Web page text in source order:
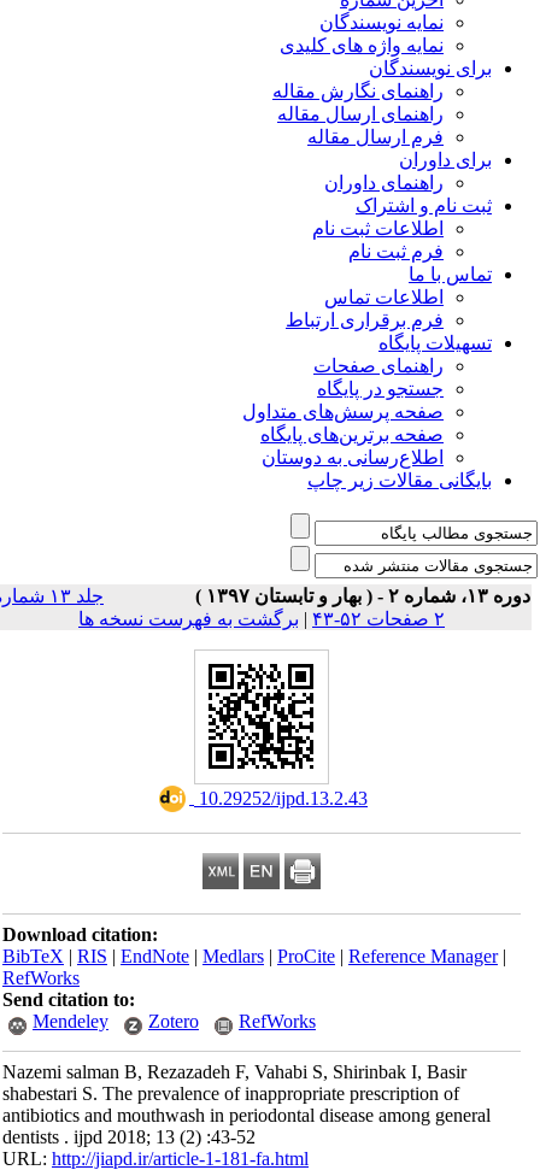
نمایه نویسندگان
نمایه واژه های کلیدی
برای نویسندگان
راهنمای نگارش مقاله
راهنمای ارسال مقاله
فرم ارسال مقاله
برای داوران
راهنمای داوران
ثبت نام و اشتراک
اطلاعات ثبت نام
فرم ثبت نام
تماس با ما
اطلاعات تماس
فرم برقراری ارتباط
تسهیلات پایگاه
راهنمای صفحات
جستجو در پایگاه
صفحه پرسش‌های متداول
صفحه برترین‌های پایگاه
اطلاع‌رسانی به دوستان
بایگانی مقالات زیر چاپ
شماره ۲ - ( بهار و تابستان ۱۳۹۷ )
جلد ۱۳ شماره
|برگشت به فهرست نسخه ها
‎ 10.29252/ijpd.13.2.43
Download citation:
BibTeX|RIS|EndNote|Medlars|ProCite|Reference Manager
RefWorks
Send citation to:
Mendeley
Zotero RefWorks
Nazemi salman B, Rezazadeh F, Vahabi S, Shirinbak I, Basir
shabestari S. The prevalence of inappropriate prescription of
antibiotics and mouthwash in periodontal disease among general
dentists . ijpd 2018; 13 (2) :43-52
URL:http://jiapd.ir/article-1-181-fa.html